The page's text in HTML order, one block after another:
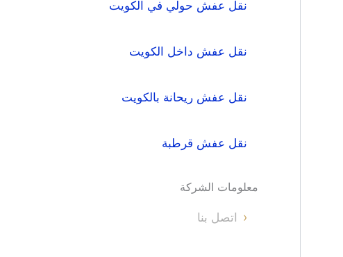
نقل عفش حولي في الكويت
نقل عفش داخل الكويت
نقل عفش ريحانة بالكويت
نقل عفش قرطبة
معلومات الشركة
اتصل بنا